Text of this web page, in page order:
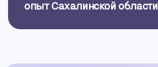
опыт Сахалинской области